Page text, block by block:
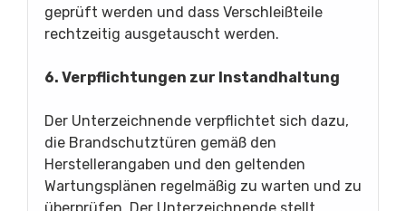
geprüft werden und dass Verschleißteile
rechtzeitig ausgetauscht werden.
6. Verpflichtungen zur Instandhaltung
Der Unterzeichnende verpflichtet sich dazu,
die Brandschutztüren gemäß den
Herstellerangaben und den geltenden
Wartungsplänen regelmäßig zu warten und zu
überprüfen. Der Unterzeichnende stellt